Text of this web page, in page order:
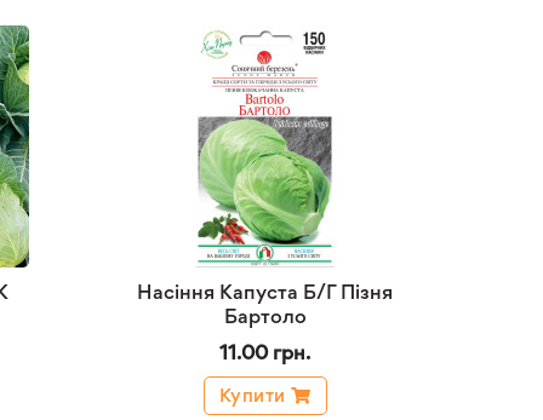
Насіння Капуста Б/Г Пізня
Бартоло
11.00 грн.
Купити